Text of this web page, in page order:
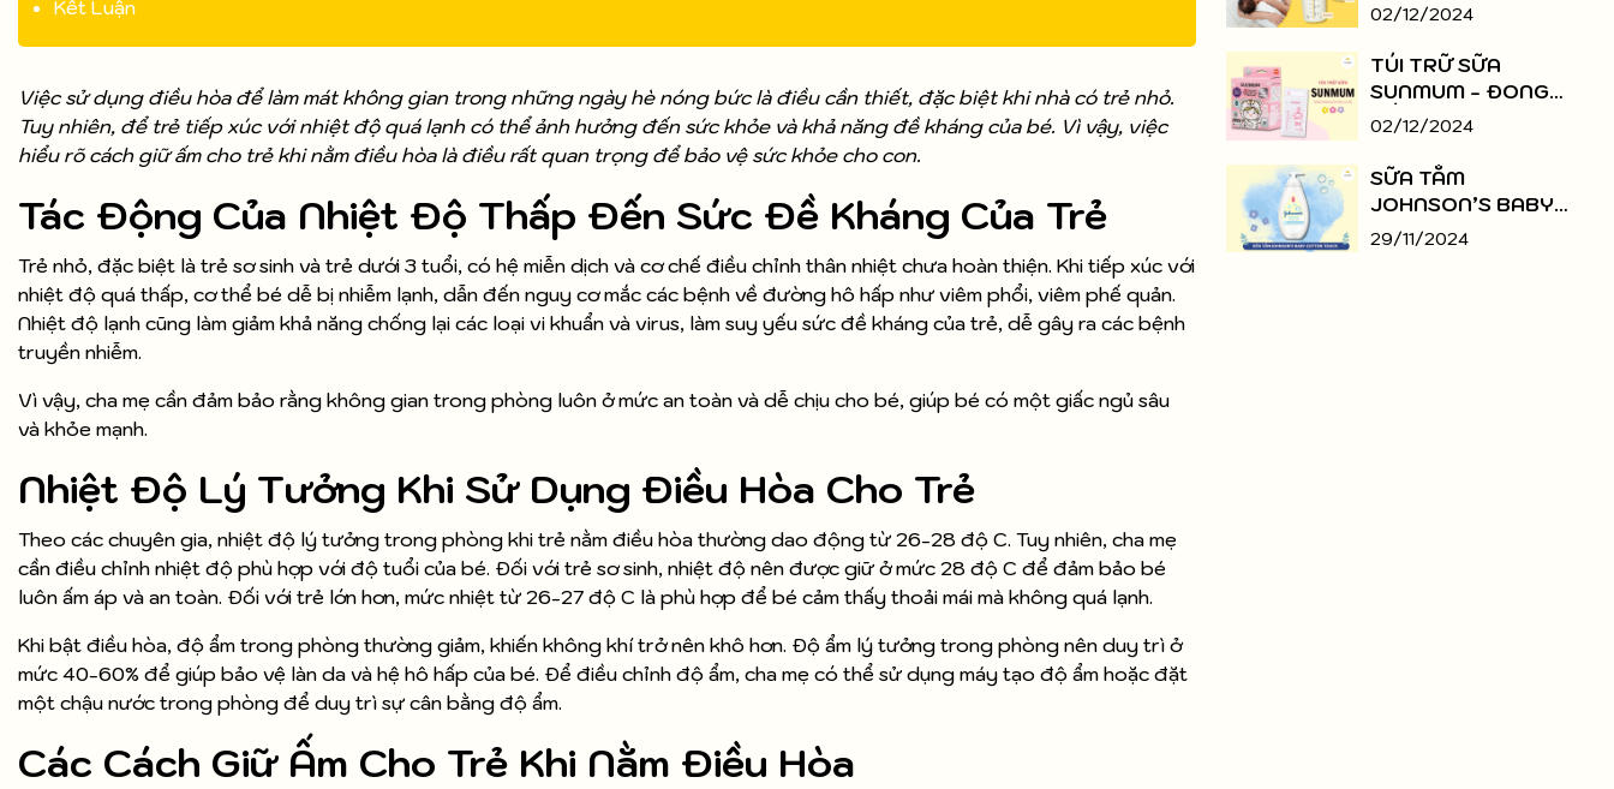
Kết Luận
Việc sử dụng điều hòa để làm mát không gian trong những ngày hè nóng bức là điều cần thiết, đặc biệt khi nhà có trẻ nhỏ.
Tuy nhiên, để trẻ tiếp xúc với nhiệt độ quá lạnh có thể ảnh hưởng đến sức khỏe và khả năng đề kháng của bé. Vì vậy, việc
hiểu rõ cách giữ ấm cho trẻ khi nằm điều hòa là điều rất quan trọng để bảo vệ sức khỏe cho con.
Tác Động Của Nhiệt Độ Thấp Đến Sức Đề Kháng Của Trẻ
Trẻ nhỏ, đặc biệt là trẻ sơ sinh và trẻ dưới 3 tuổi, có hệ miễn dịch và cơ chế điều chỉnh thân nhiệt chưa hoàn thiện. Khi tiếp xúc với
nhiệt độ quá thấp, cơ thể bé dễ bị nhiễm lạnh, dẫn đến nguy cơ mắc các bệnh về đường hô hấp như viêm phổi, viêm phế quản.
Nhiệt độ lạnh cũng làm giảm khả năng chống lại các loại vi khuẩn và virus, làm suy yếu sức đề kháng của trẻ, dễ gây ra các bệnh
truyền nhiễm.
Vì vậy, cha mẹ cần đảm bảo rằng không gian trong phòng luôn ở mức an toàn và dễ chịu cho bé, giúp bé có một giấc ngủ sâu
và khỏe mạnh.
Nhiệt Độ Lý Tưởng Khi Sử Dụng Điều Hòa Cho Trẻ
Theo các chuyên gia, nhiệt độ lý tưởng trong phòng khi trẻ nằm điều hòa thường dao động từ 26-28 độ C. Tuy nhiên, cha mẹ
cần điều chỉnh nhiệt độ phù hợp với độ tuổi của bé. Đối với trẻ sơ sinh, nhiệt độ nên được giữ ở mức 28 độ C để đảm bảo bé
luôn ấm áp và an toàn. Đối với trẻ lớn hơn, mức nhiệt từ 26-27 độ C là phù hợp để bé cảm thấy thoải mái mà không quá lạnh.
Khi bật điều hòa, độ ẩm trong phòng thường giảm, khiến không khí trở nên khô hơn. Độ ẩm lý tưởng trong phòng nên duy trì ở
mức 40-60% để giúp bảo vệ làn da và hệ hô hấp của bé. Để điều chỉnh độ ẩm, cha mẹ có thể sử dụng máy tạo độ ẩm hoặc đặt
một chậu nước trong phòng để duy trì sự cân bằng độ ẩm.
Các Cách Giữ Ấm Cho Trẻ Khi Nằm Điều Hòa
KHÔNG? NHỮNG LỢI
02/12/2024
TÚI TRỮ SỮA
SUNMUM - ĐONG
ĐẦY TÌNH THƯƠNG
02/12/2024
SỮA TẮM
JOHNSON’S BABY
COTTON TOUCH - UY
29/11/2024